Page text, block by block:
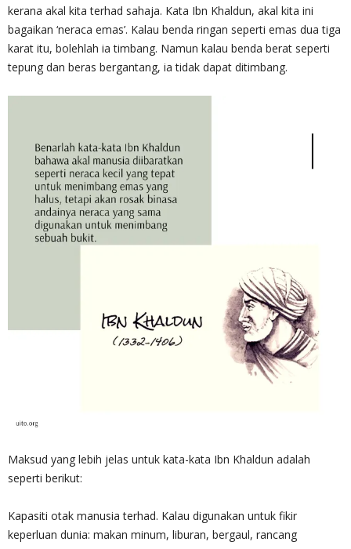
kerana akal kita terhad sahaja. Kata Ibn Khaldun, akal kita ini
bagaikan ‘neraca emas’. Kalau benda ringan seperti emas dua tiga
karat itu, bolehlah ia timbang. Namun kalau benda berat seperti
tepung dan beras bergantang, ia tidak dapat ditimbang.
Maksud yang lebih jelas untuk kata-kata Ibn Khaldun adalah
seperti berikut:
Kapasiti otak manusia terhad. Kalau digunakan untuk fikir
keperluan dunia: makan minum, liburan, bergaul, rancang